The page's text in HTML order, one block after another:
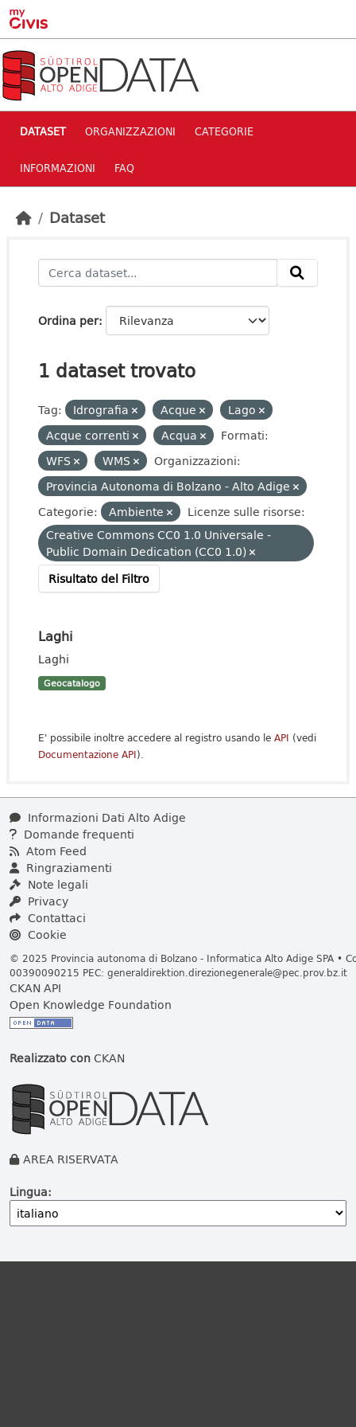
Skip to main content
DATASET ORGANIZZAZIONI CATEGORIE
INFORMAZIONI FAQ
Dataset
Ordina per
1 dataset trovato
Tag: Idrografia Acque
Lago
Acque correnti
Acqua
Formati:
WFS
WMS
Organizzazioni:
Provincia Autonoma di Bolzano - Alto Adige
Categorie:
Ambiente
Licenze sulle risorse:
Creative Commons CC0 1.0 Universale -
Public Domain Dedication (CC0 1.0)
Risultato del Filtro
Laghi
Laghi
Geocatalogo
E' possibile inoltre accedere al registro usando le API (vedi
Documentazione API).
Informazioni Dati Alto Adige
Domande frequenti
Atom Feed
Ringraziamenti
Note legali
Privacy
Contattaci
Cookie
© 2025 Provincia autonoma di Bolzano - Informatica Alto Adige SPA •
00390090215 PEC: generaldirektion.direzionegenerale@pec.prov.bz.it
CKAN API
Open Knowledge Foundation
Realizzato conCKAN
AREA RISERVATA
Lingua